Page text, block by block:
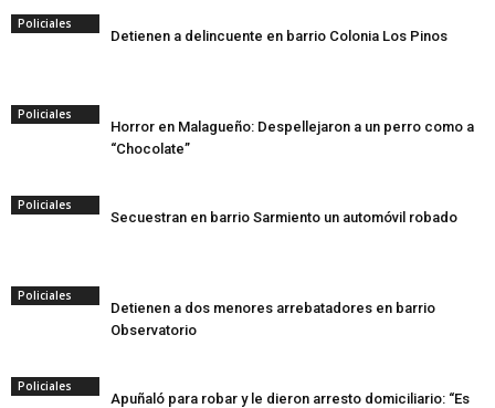
Policiales
Detienen a delincuente en barrio Colonia Los Pinos
Policiales
Horror en Malagueño: Despellejaron a un perro como a
“Chocolate”
Policiales
Secuestran en barrio Sarmiento un automóvil robado
Policiales
Detienen a dos menores arrebatadores en barrio
Observatorio
Policiales
Apuñaló para robar y le dieron arresto domiciliario: “Es